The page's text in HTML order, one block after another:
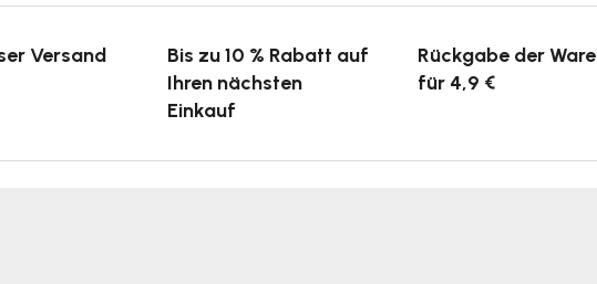
Versand
Bis zu 10 % Rabatt auf
Ihren nächsten
Einkauf
Rückgabe der Ware
für 4,9 €